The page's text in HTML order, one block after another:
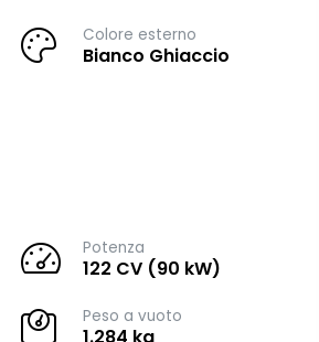
Colore esterno
Bianco Ghiaccio
Potenza
122 CV (90 kW)
Peso a vuoto